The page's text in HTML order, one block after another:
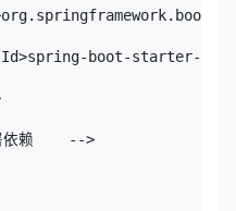
boot-starter-
赖    -->